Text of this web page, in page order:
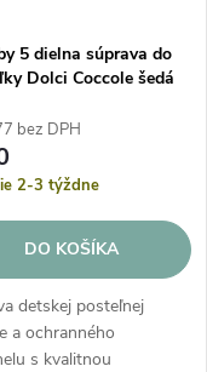
5 dielna súprava do
Dolci Coccole šedá
bez DPH
2-3 týždne
DO KOŠÍKA
detskej posteľnej
a ochranného
s kvalitnou